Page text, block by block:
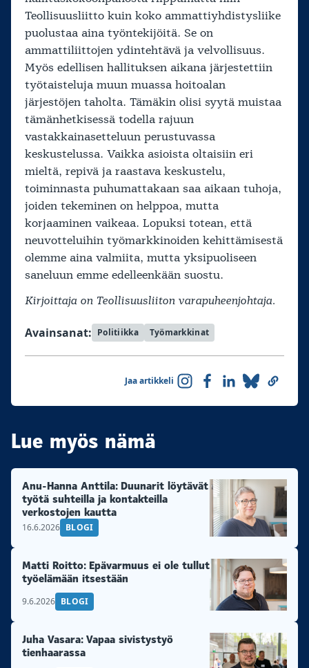
Teollisuusliitto kuin koko ammattiyhdistysliike
puolustaa aina työntekijöitä. Se on
ammattiliittojen ydintehtävä ja velvollisuus.
Myös edellisen hallituksen aikana järjestettiin
työtaisteluja muun muassa hoitoalan
järjestöjen taholta. Tämäkin olisi syytä muistaa
tämänhetkisessä todella rajuun
vastakkainasetteluun perustuvassa
keskustelussa. Vaikka asioista oltaisiin eri
mieltä, repivä ja raastava keskustelu,
toiminnasta puhumattakaan saa aikaan tuhoja,
joiden tekeminen on helppoa, mutta
korjaaminen vaikeaa. Lopuksi totean, että
neuvotteluihin työmarkkinoiden kehittämisestä
olemme aina valmiita, mutta yksipuoliseen
saneluun emme edelleenkään suostu.
Kirjoittaja on Teollisuusliiton varapuheenjohtaja.
Avainsanat: Politiikka Työmarkkinat
Jaa artikkeli
Lue myös nämä
Anu-Hanna Anttila: Duunarit löytävät
työtä suhteilla ja kontakteilla
verkostojen kautta
16.6.2026 BLOGI
Matti Roitto: Epävarmuus ei ole tullut
työelämään itsestään
9.6.2026 BLOGI
Juha Vasara: Vapaa sivistystyö
tienhaarassa